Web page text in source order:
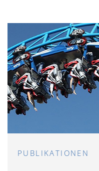
PUBLIKATIONEN